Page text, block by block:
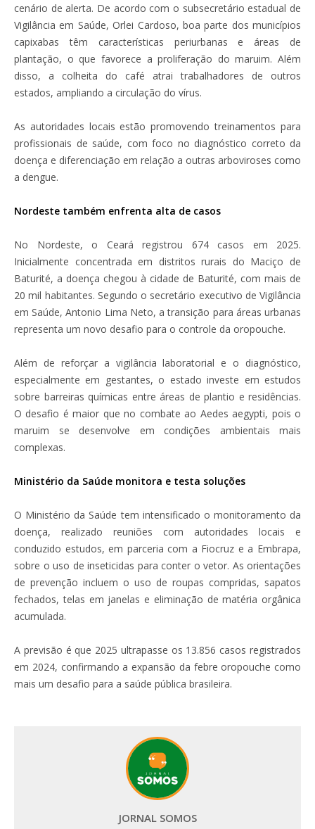
cenário de alerta. De acordo com o subsecretário estadual de
Vigilância em Saúde, Orlei Cardoso, boa parte dos municípios
capixabas têm características periurbanas e áreas de
plantação, o que favorece a proliferação do maruim. Além
disso, a colheita do café atrai trabalhadores de outros
estados, ampliando a circulação do vírus.
As autoridades locais estão promovendo treinamentos para
profissionais de saúde, com foco no diagnóstico correto da
doença e diferenciação em relação a outras arboviroses como
a dengue.
Nordeste também enfrenta alta de casos
No Nordeste, o Ceará registrou 674 casos em 2025.
Inicialmente concentrada em distritos rurais do Maciço de
Baturité, a doença chegou à cidade de Baturité, com mais de
20 mil habitantes. Segundo o secretário executivo de Vigilância
em Saúde, Antonio Lima Neto, a transição para áreas urbanas
representa um novo desafio para o controle da oropouche.
Além de reforçar a vigilância laboratorial e o diagnóstico,
especialmente em gestantes, o estado investe em estudos
sobre barreiras químicas entre áreas de plantio e residências.
O desafio é maior que no combate ao Aedes aegypti, pois o
maruim se desenvolve em condições ambientais mais
complexas.
Ministério da Saúde monitora e testa soluções
O Ministério da Saúde tem intensificado o monitoramento da
doença, realizado reuniões com autoridades locais e
conduzido estudos, em parceria com a Fiocruz e a Embrapa,
sobre o uso de inseticidas para conter o vetor. As orientações
de prevenção incluem o uso de roupas compridas, sapatos
fechados, telas em janelas e eliminação de matéria orgânica
acumulada.
A previsão é que 2025 ultrapasse os 13.856 casos registrados
em 2024, confirmando a expansão da febre oropouche como
mais um desafio para a saúde pública brasileira.
JORNAL SOMOS